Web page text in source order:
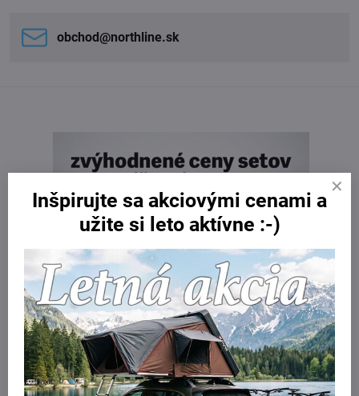
obchod​@northline​.sk
Inšpirujte sa akciovými cenami a
užite si leto aktívne :-)